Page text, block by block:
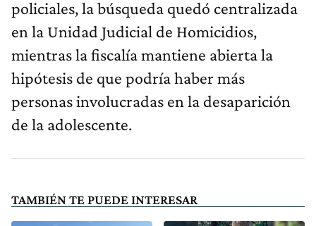
policiales, la búsqueda quedó centralizada
en la Unidad Judicial de Homicidios,
mientras la fiscalía mantiene abierta la
hipótesis de que podría haber más
personas involucradas en la desaparición
de la adolescente.
TAMBIÉN TE PUEDE INTERESAR